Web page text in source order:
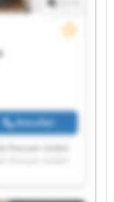
Anrufen
Pressen GmbH
Pressen GmbH